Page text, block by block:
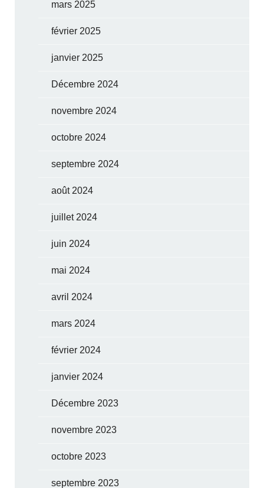
mars 2025
février 2025
janvier 2025
Décembre 2024
novembre 2024
octobre 2024
septembre 2024
août 2024
juillet 2024
juin 2024
mai 2024
avril 2024
mars 2024
février 2024
janvier 2024
Décembre 2023
novembre 2023
octobre 2023
septembre 2023